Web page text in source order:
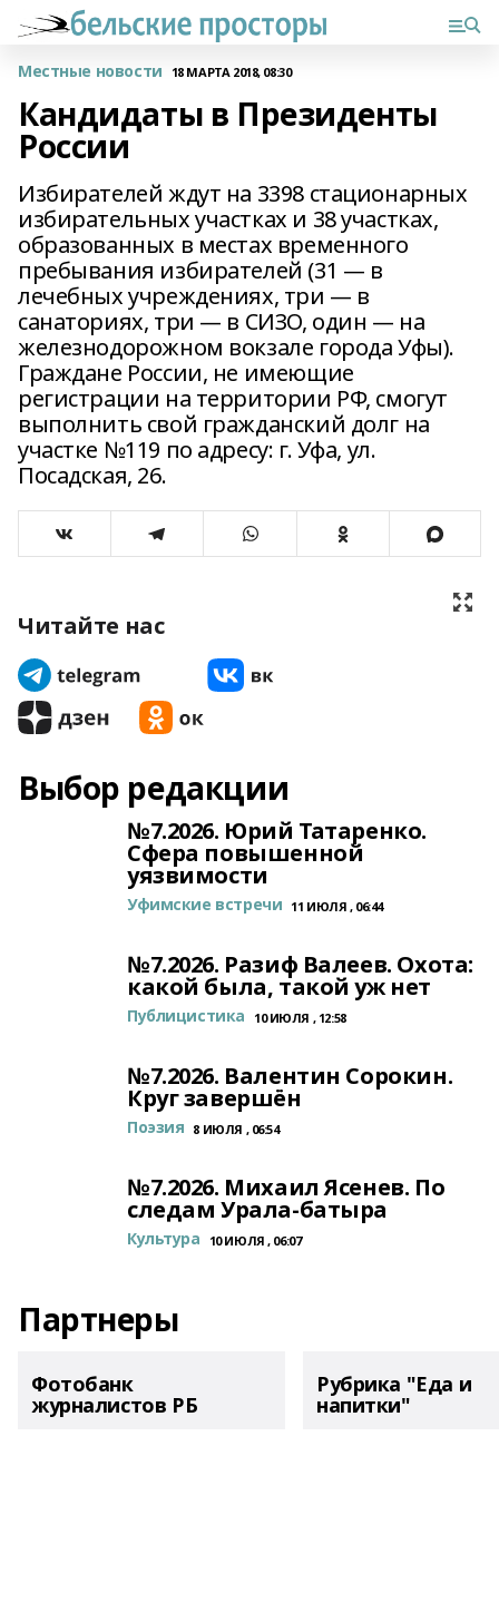
Местные новости 18 МАРТА 2018, 08:30
Кандидаты в Президенты
России
Избирателей ждут на 3398 стационарных
избирательных участках и 38 участках,
образованных в местах временного
пребывания избирателей (31 — в
лечебных учреждениях, три — в
санаториях, три — в СИЗО, один — на
железнодорожном вокзале города Уфы).
Граждане России, не имеющие
регистрации на территории РФ, смогут
выполнить свой гражданский долг на
участке №119 по адресу: г. Уфа, ул.
Посадская, 26.
Читайте нас
Выбор редакции
№7.2026. Юрий Татаренко.
Сфера повышенной
уязвимости
Уфимские встречи 11 ИЮЛЯ , 06:44
№7.2026. Разиф Валеев. Охота:
какой была, такой уж нет
Публицистика 10 ИЮЛЯ , 12:58
№7.2026. Валентин Сорокин.
Круг завершён
Поэзия 8 ИЮЛЯ , 06:54
№7.2026. Михаил Ясенев. По
следам Урала-батыра
Культура 10 ИЮЛЯ , 06:07
Партнеры
Фотобанк
журналистов РБ
Рубрика "Еда и
напитки"